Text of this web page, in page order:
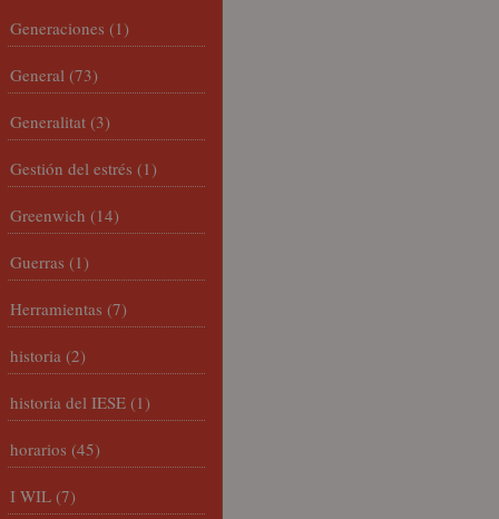
Generaciones (1)
General (73)
Generalitat (3)
Gestión del estrés (1)
Greenwich (14)
Guerras (1)
Herramientas (7)
historia (2)
historia del IESE (1)
horarios (45)
I WIL (7)